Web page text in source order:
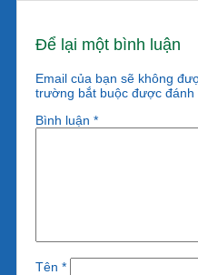
Để lại một bình luận
Email của bạn sẽ không
trường bắt buộc được đánh
Bình luận *
Tên *